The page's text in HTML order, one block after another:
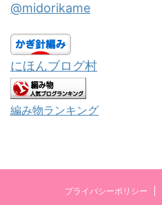
@midorikame
にほんブログ村
編み物ランキング
プライバシーポリシー